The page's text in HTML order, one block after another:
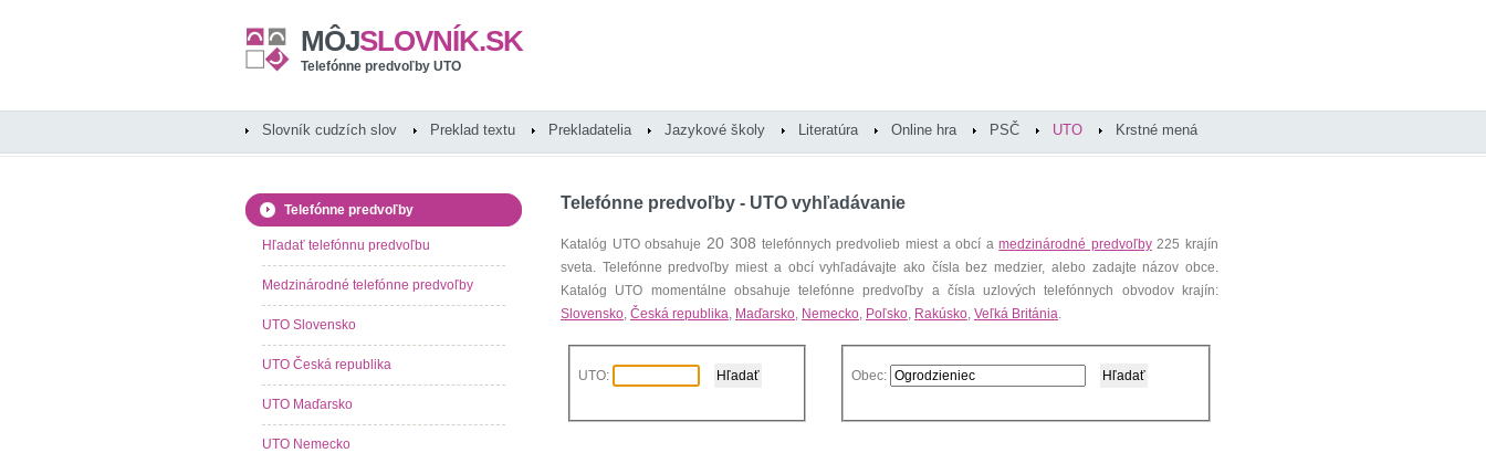
MÔJSLOVNÍK.SK
Telefónne predvoľby UTO
Slovník cudzích slov Preklad textu Prekladatelia Jazykové školy Literatúra Online hra PSČ UTO Krstné mená
Telefónne predvoľby - UTO vyhľadávanie
Katalóg UTO obsahuje 20 308 telefónnych predvolieb miest a obcí amedzinárodné predvoľby225 krajín
sveta. Telefónne predvoľby miest a obcí vyhľadávajte ako čísla bez medzier, alebo zadajte názov obce.
Katalóg UTO momentálne obsahuje telefónne predvoľby a čísla uzlových telefónnych obvodov krajín:
Slovensko, Česká republika, Maďarsko, Nemecko, Poľsko, Rakúsko, Veľká Británia.
UTO: Obec:
Telefónne predvoľby
Hľadať telefónnu predvoľbu
Medzinárodné telefónne predvoľby
UTO Slovensko
UTO Česká republika
UTO Maďarsko
UTO Nemecko